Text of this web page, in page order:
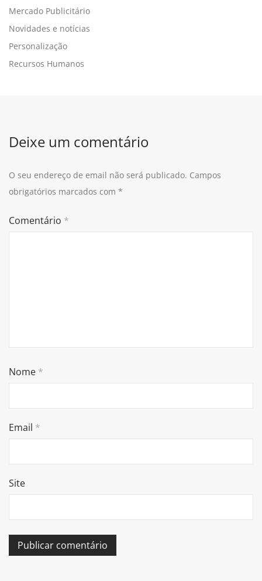
Mercado Publicitário
Novidades e notícias
Personalização
Recursos Humanos
Deixe um comentário
O seu endereço de email não será publicado. Campos
obrigatórios marcados com *
Comentário *
Nome *
Email *
Site